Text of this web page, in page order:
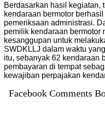
Berdasarkan hasil kegiatan,
kendaraan bermotor
pemeriksaan administrasi.
pemilik kendaraan bermotor
kesanggupan untuk
SWDKLLJ dalam waktu
itu, sebanyak 62 kendaraan
pembayaran di tempat
kewajiban perpajakan
Facebook Comments